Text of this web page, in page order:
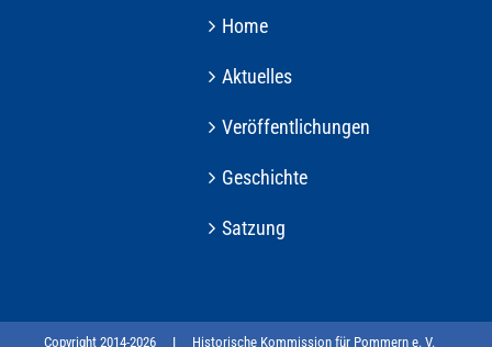
Home
Aktuelles
Veröffentlichungen
Geschichte
Satzung
Copyright 2014-2026 I Historische Kommission für Pommern e. V.